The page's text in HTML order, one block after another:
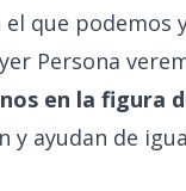
el que
Persona
en la figura
y ayudan de